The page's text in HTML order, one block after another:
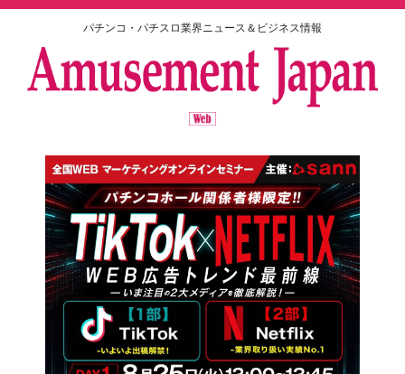
パチンコ・パチスロ業界ニュース＆ビジネス情報